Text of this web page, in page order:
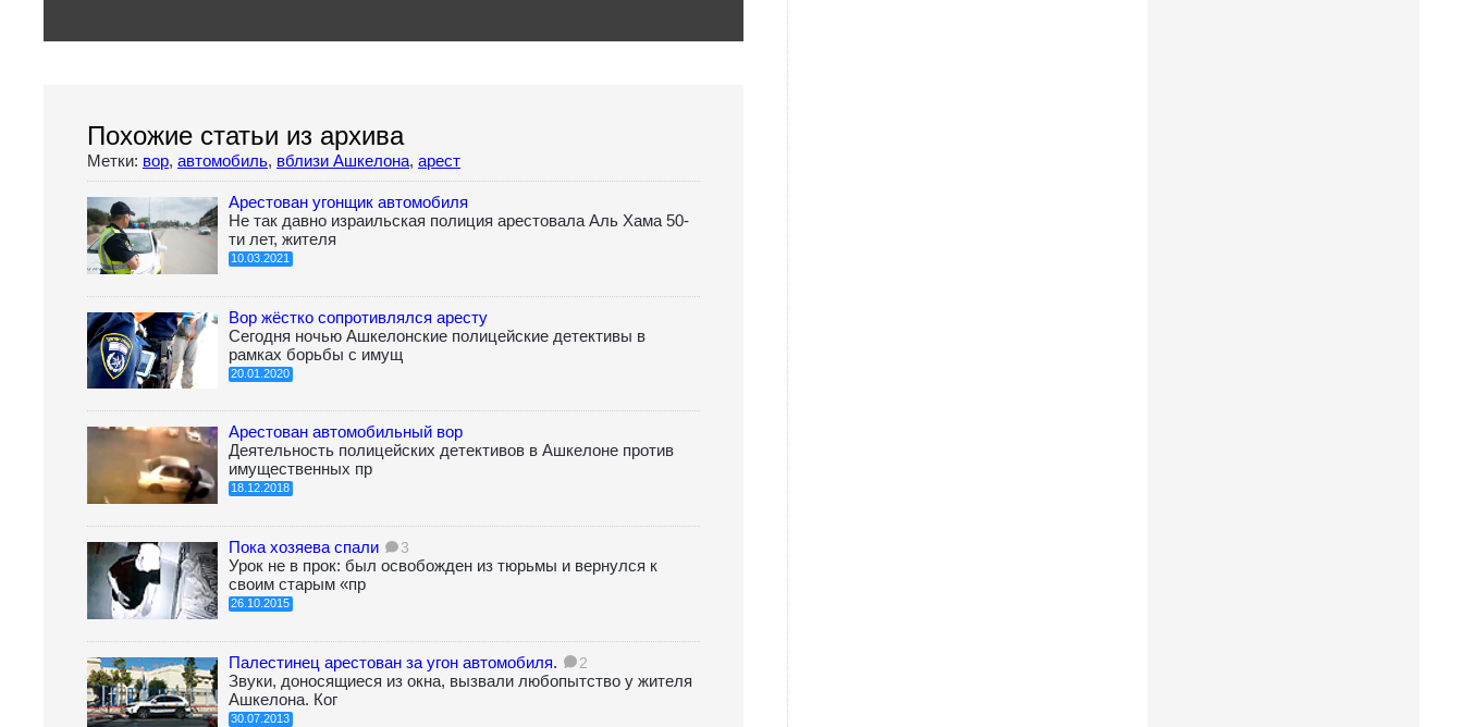
Похожие статьи из архива
Метки: вор, автомобиль, вблизи Ашкелона, арест
Арестован угонщик автомобиля
Не так давно израильская полиция арестовала Аль Хама 50-
ти лет, жителя
10.03.2021
Вор жёстко сопротивлялся аресту
Сегодня ночью Ашкелонские полицейские детективы в
рамках борьбы с имущ
20.01.2020
Арестован автомобильный вор
Деятельность полицейских детективов в Ашкелоне против
имущественных пр
18.12.2018
Пока хозяева спали 3
Урок не в прок: был освобожден из тюрьмы и вернулся к
своим старым «пр
26.10.2015
Палестинец арестован за угон автомобиля. 2
Звуки, доносящиеся из окна, вызвали любопытство у жителя
Ашкелона. Ког
30.07.2013